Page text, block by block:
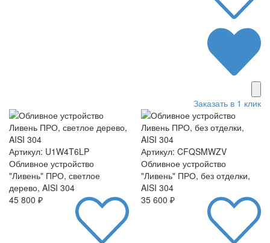
Заказать в 1 клик
Артикул: U1W4T6LP
Обливное устройство
"Ливень" ПРО, светлое
дерево, AISI 304
45 800 ₽
Артикул: CFQSMWZV
Обливное устройство
"Ливень" ПРО, без отделки,
AISI 304
35 600 ₽